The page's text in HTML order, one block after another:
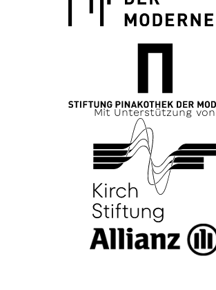
Mit Unterstützung von